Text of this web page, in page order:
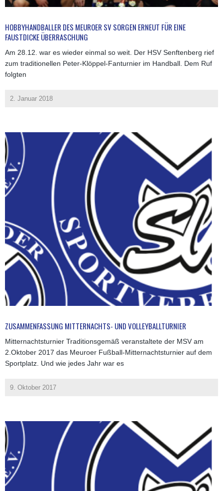
HOBBYHANDBALLER DES MEUROER SV SORGEN ERNEUT FÜR EINE
FAUSTDICKE ÜBERRASCHUNG
Am 28.12. war es wieder einmal so weit. Der HSV Senftenberg rief
zum traditionellen Peter-Klöppel-Fanturnier im Handball. Dem Ruf
folgten
2. Januar 2018
ZUSAMMENFASSUNG MITTERNACHTS- UND VOLLEYBALLTURNIER
Mitternachtsturnier Traditionsgemäß veranstaltete der MSV am
2.Oktober 2017 das Meuroer Fußball-Mitternachtsturnier auf dem
Sportplatz. Und wie jedes Jahr war es
9. Oktober 2017